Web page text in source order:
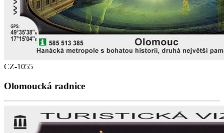
CZ-1055
Olomoucká radnice